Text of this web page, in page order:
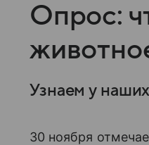
Опрос:
Узнаем у
30 ноября